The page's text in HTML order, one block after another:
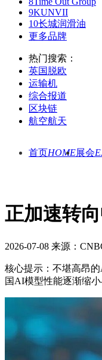
9KUNVII
10长城润滑油
更多品牌
热门搜索：
英国脱欧
运输机
综合报道
区块链
航空航天
首页HOME展会
正加速转
2026-07-08 来源：
核心提示：不堪高昂
国AI模型性能逐渐缩